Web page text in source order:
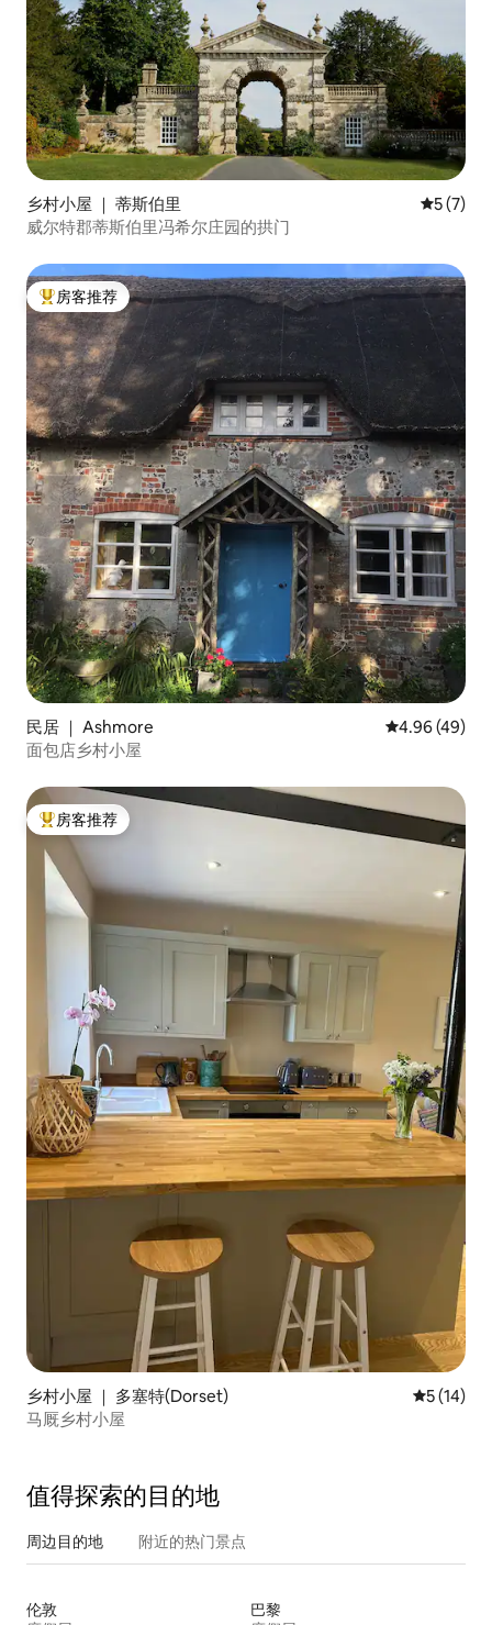
乡村小屋 ｜ 蒂斯伯里 平均评分
5 (7)
威尔特郡蒂斯伯里冯希尔庄园的拱门
热门「房客推荐」
房客推荐
民居 ｜ Ashmore 平均评分
4.96 (49)
面包店乡村小屋
热门「房客推荐」
房客推荐
乡村小屋 ｜ 多塞特(Dorset) 平均评分
5 (14)
马厩乡村小屋
值得探索的目的地
周边目的地 附近的热门景点
伦敦
巴黎